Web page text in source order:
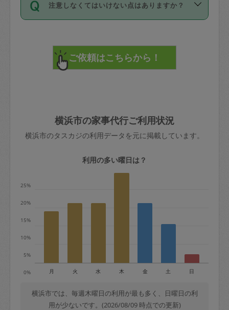
詳細FAQ：
損害賠償保険について教えて
72時間を超える※と、以下のキャンセル
料が発生します。
直前キャンセル料：
72時間前〜24時間前＝依頼料金の50%
依頼者不在による当日キャンセル＝依頼
金額の100%＋交通費全額
※例：依頼日時／土曜日午前9時開始の場
50%
金曜日9時～土曜日8時まで＝依頼金額の
＋交通費全額
依頼者不在による当日キャンセル＝依頼
金額の100%＋交通費全額
まず、条件の合う気になるタスカジさ
みてください。
その後、一番気に入ったタスカジさんに
が必要です。数回の依頼ののち、タスカ
ジさんと依頼者の間で十分な信頼関係が
てください。
不在時に部屋に入るためにタスカジさん
きた場合は損害保険の対象外となるので
ご注意ください。
注意しなくてはいけない点はありますか？
で、必ず鍵のかかるロッカーや金庫に入
れて依頼者の責任の元管理するよう心掛
けてください。
玉、など
あわせてこちらも参照ください：初めて
はありますか？
横浜市の家事代行ご利用状況
横浜市のタスカジの利用データを元に掲載しています。
利用の多い曜日は？
0%
5%
10%
15%
20%
25%
月 火 水 木 金 土 日
横浜市では、毎週木曜日の利用が最も多く、日曜日の利
用が少ないです。(2026/08/09 時点での更新)